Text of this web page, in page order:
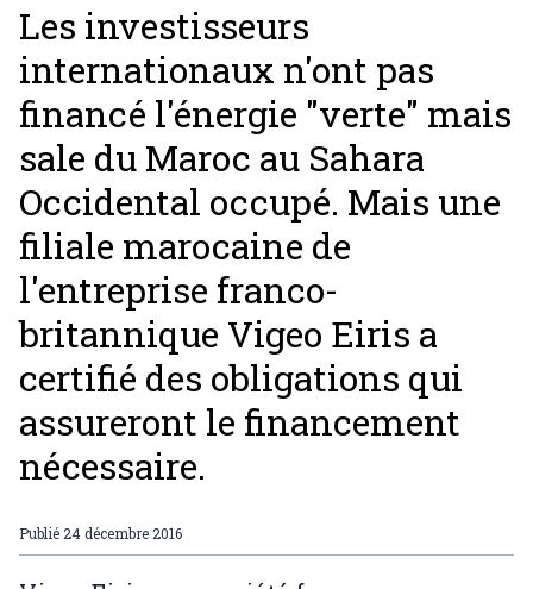
Les investisseurs
internationaux n'ont pas
financé l'énergie "verte" mais
sale du Maroc au Sahara
Occidental occupé. Mais une
filiale marocaine de
l'entreprise franco-
britannique Vigeo Eiris a
certifié des obligations qui
assureront le financement
nécessaire.
Publié 24 décembre 2016